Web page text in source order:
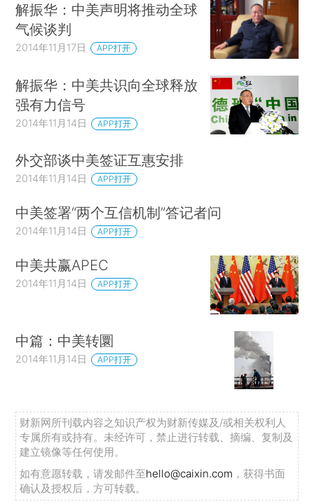
解振华：中美声明将推动全球
气候谈判
2014年11月17日 APP打开
解振华：中美共识向全球释放
强有力信号
2014年11月14日 APP打开
外交部谈中美签证互惠安排
2014年11月14日 APP打开
中美签署“两个互信机制”答记者问
2014年11月14日 APP打开
中美共赢APEC
2014年11月14日 APP打开
中篇：中美转圜
2014年11月14日 APP打开
财新网所刊载内容之知识产权为财新传媒及/或相关权利人
专属所有或持有。未经许可，禁止进行转载、摘编、复制及
建立镜像等任何使用。
如有意愿转载，请发邮件至hello@caixin.com ，获得书面
确认及授权后，方可转载。